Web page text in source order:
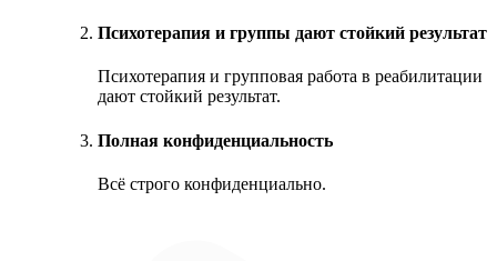
Психотерапия и группы дают стойкий результат
Психотерапия и групповая работа в реабилитации
дают стойкий результат.
Полная конфиденциальность
Всё строго конфиденциально.